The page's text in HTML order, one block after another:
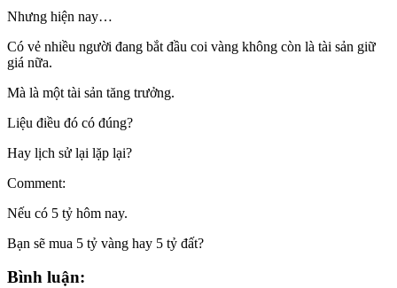
Nhưng hiện nay…
Có vẻ nhiều người đang bắt đầu coi vàng không còn là tài sản giữ
giá nữa.
Mà là một tài sản tăng trưởng.
Liệu điều đó có đúng?
Hay lịch sử lại lặp lại?
Comment:
Nếu có 5 tỷ hôm nay.
Bạn sẽ mua 5 tỷ vàng hay 5 tỷ đất?
Bình luận: